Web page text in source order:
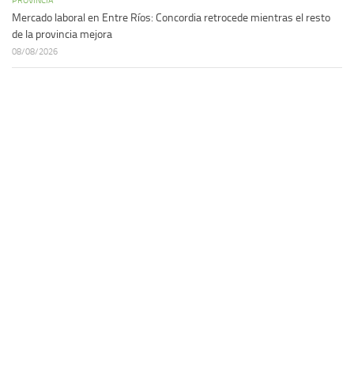
Mercado laboral en Entre Ríos: Concordia retrocede mientras el resto
de la provincia mejora
08/08/2026